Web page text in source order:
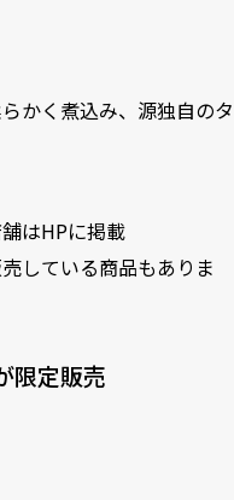
かく煮込み、源独自のタ
はHPに掲載
している商品もありま
限定販売